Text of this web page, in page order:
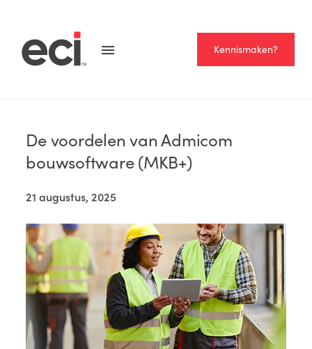
Kennismaken?
De voordelen van Admicom
bouwsoftware (MKB+)
21 augustus, 2025